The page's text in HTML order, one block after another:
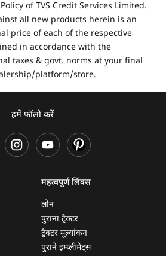
of TVS Credit Services Limited.
all new products herein is an
price of each of the respective
in accordance with the
taxes & govt. norms at your final
platform/store.
हमें फॉलो करें
महत्वपूर्ण लिंक्स
लोन
पुराना ट्रैक्टर
ट्रैक्टर मूल्यांकन
पुराने इम्प्लीमेंट्स